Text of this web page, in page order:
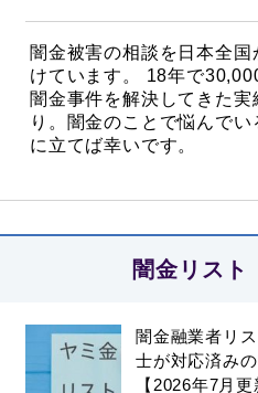
闇金被害の相談を日本全国
けています。 18年で
闇金事件を解決してきた実
り。闇金のことで悩んでい
に立てば幸いです。
闇金リスト
闇金融業者リ
士が対応済み
【2026年7月更